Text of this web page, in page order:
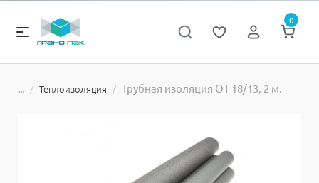
0
... Теплоизоляция Трубная изоляция ОТ 18/13, 2 м.